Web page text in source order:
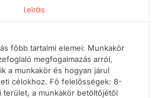
Leírás
főbb tartalmi elemei: Munkakör
megfogalmazás arról,
a munkakör és hogyan járul
célokhoz. Fő felelősségek: 8-
terület, a munkakör betöltőjétől